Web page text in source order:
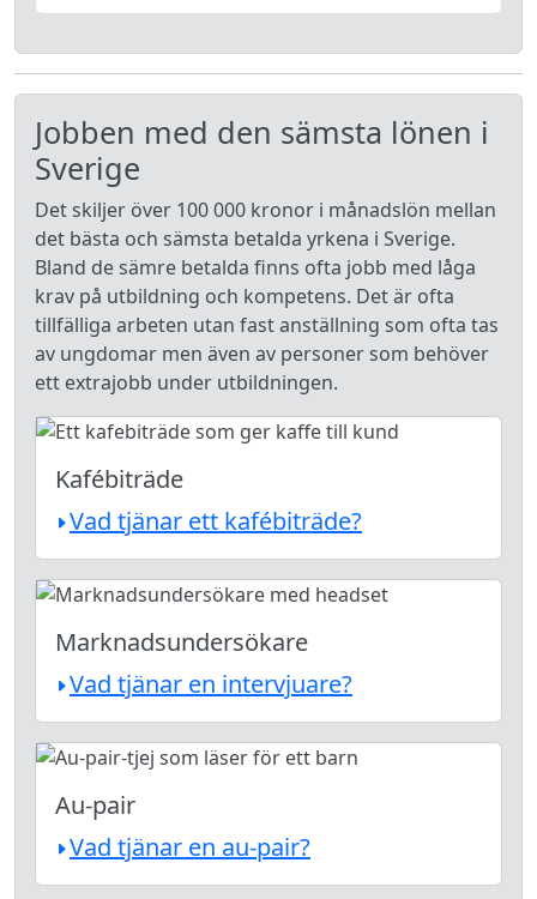
Jobben med den sämsta lönen i
Sverige
Det skiljer över 100 000 kronor i månadslön mellan
det bästa och sämsta betalda yrkena i Sverige.
Bland de sämre betalda finns ofta jobb med låga
krav på utbildning och kompetens. Det är ofta
tillfälliga arbeten utan fast anställning som ofta tas
av ungdomar men även av personer som behöver
ett extrajobb under utbildningen.
Kafébiträde
Vad tjänar ett kafébiträde?
Marknadsundersökare
Vad tjänar en intervjuare?
Au-pair
Vad tjänar en au-pair?